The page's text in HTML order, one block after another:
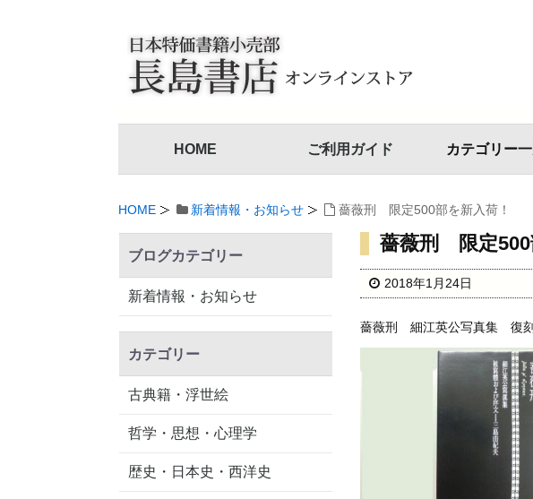
HOME ご利用ガイド カテゴリー
HOME 新着情報・お知らせ 薔薇刑 限定500部を新入荷！
薔薇刑 限定500
2018年1月24日
薔薇刑 細江英公写真集 復刻
ブログカテゴリー
新着情報・お知らせ
カテゴリー
古典籍・浮世絵
哲学・思想・心理学
歴史・日本史・西洋史